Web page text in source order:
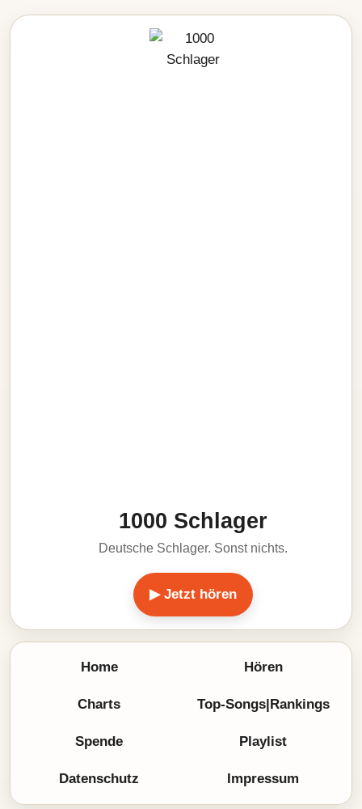
1000 Schlager
Deutsche Schlager. Sonst nichts.
▶ Jetzt hören
Home Hören
Charts Top-Songs|Rankings
Spende Playlist
Datenschutz Impressum